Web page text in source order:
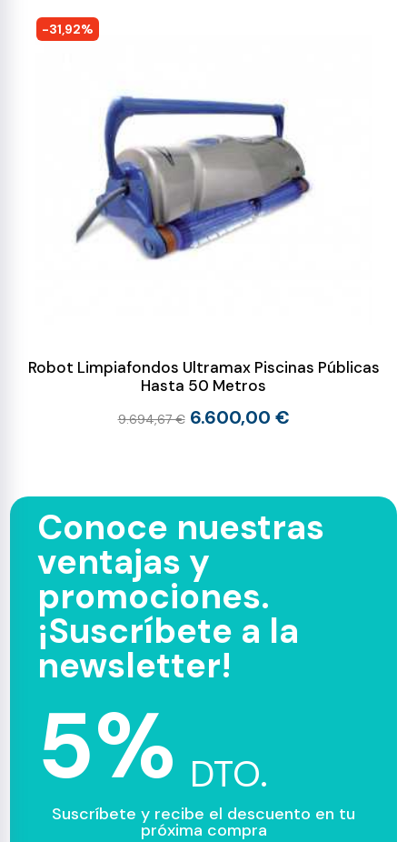
-31,92%
Robot Limpiafondos Ultramax Piscinas Públicas
Hasta 50 Metros
9.694,67 € 6.600,00 €
Conoce nuestras
ventajas y
promociones.
¡Suscríbete a la
newsletter!
5% DTO.
Suscríbete y recibe el descuento en tu
próxima compra